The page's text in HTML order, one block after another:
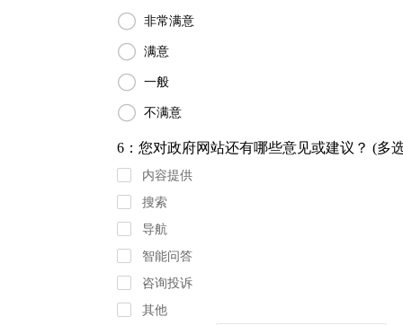
 非常满意
 满意
 一般
 不满意
6：您对政府网站还有哪些意见或建议？ (多
内容提供
搜索
导航
智能问答
咨询投诉
其他